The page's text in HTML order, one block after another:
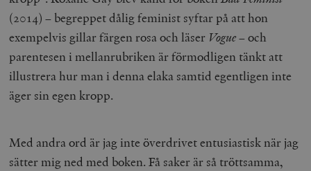
(2014) – begreppet dålig feminist syftar på att hon
exempelvis gillar färgen rosa och läser Vogue– och
parentesen i mellanrubriken är förmodligen tänkt att
illustrera hur man i denna elaka samtid egentligen inte
äger sin egen kropp.
Med andra ord är jag inte överdrivet entusiastisk när jag
sätter mig ned med boken. Få saker är så tröttsamma,